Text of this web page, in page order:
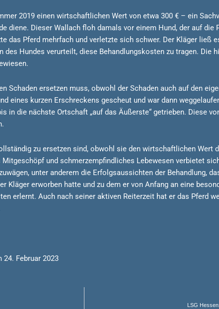
2019 einen wirtschaftlichen Wert von etwa 300 € – ein
diene. Dieser Wallach floh damals vor einem Hund, der auf
das Pferd mehrfach und verletzte sich schwer. Der Kläger ließ
Hundes verurteilt, diese Behandlungskosten zu tragen. Die
Schaden ersetzen muss, obwohl der Schaden auch auf den
eines kurzen Erschreckens gescheut und war dann
in die nächste Ortschaft „auf das Äußerste“ getrieben. Diese
zu ersetzen sind, obwohl sie den wirtschaftlichen Wert
und schmerzempfindliches Lebewesen verbietet
unter anderem die Erfolgsaussichten der Behandlung,
Kläger erworben hatte und zu dem er von Anfang an eine
erlernt. Auch nach seiner aktiven Reiterzeit hat er das Pferd
Februar 2023
LSG